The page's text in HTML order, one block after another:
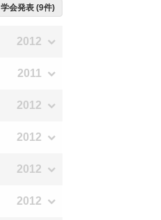
学会発表 (9件)
2012
2011
2012
2012
2012
2012